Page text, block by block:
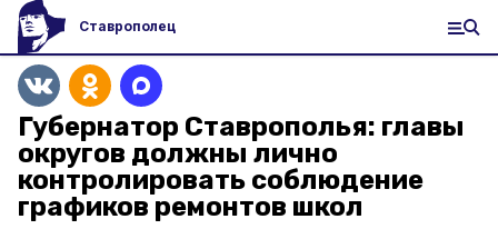
Ставрополец
Губернатор Ставрополья: главы
округов должны лично
контролировать соблюдение
графиков ремонтов школ